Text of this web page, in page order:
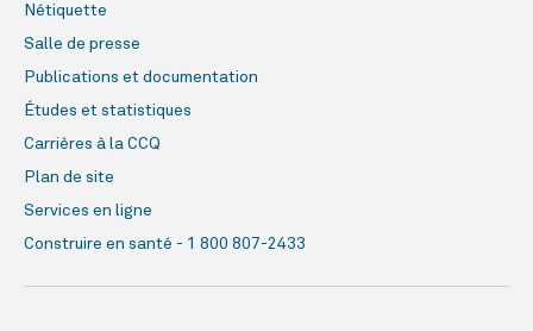
Nétiquette
Salle de presse
Publications et documentation
Études et statistiques
Carrières à la CCQ
Plan de site
Services en ligne
Construire en santé - 1 800 807-2433